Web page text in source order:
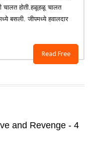
Read Free
चालत होती.हळूहळू चालत
बसली. जीपमध्ये हवालदार
and Revenge - 4